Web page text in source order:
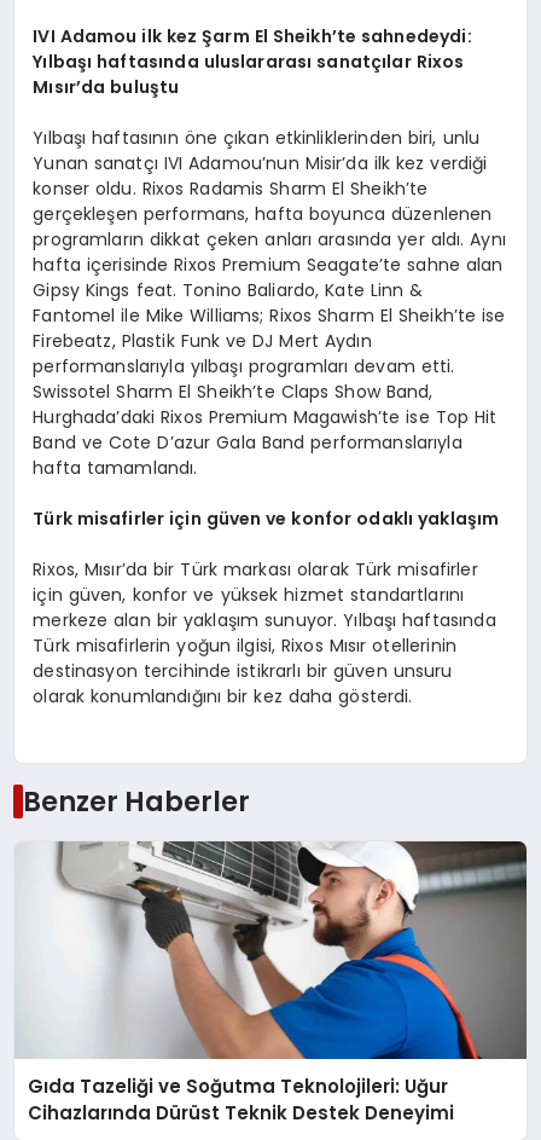
IVI Adamou ilk kez Şarm El Sheikh’te sahnedeydi:
Yılbaşı haftasında uluslararası sanatçılar Rixos
Mısır’da buluştu
Yılbaşı haftasının öne çıkan etkinliklerinden biri, unlu
Yunan sanatçı IVI Adamou’nun Misir’da ilk kez verdiği
konser oldu. Rixos Radamis Sharm El Sheikh’te
gerçekleşen performans, hafta boyunca düzenlenen
programların dikkat çeken anları arasında yer aldı. Aynı
hafta içerisinde Rixos Premium Seagate’te sahne alan
Gipsy Kings feat. Tonino Baliardo, Kate Linn &
Fantomel ile Mike Williams; Rixos Sharm El Sheikh’te ise
Firebeatz, Plastik Funk ve DJ Mert Aydın
performanslarıyla yılbaşı programları devam etti.
Swissotel Sharm El Sheikh’te Claps Show Band,
Hurghada’daki Rixos Premium Magawish’te ise Top Hit
Band ve Cote D’azur Gala Band performanslarıyla
hafta tamamlandı.
Türk misafirler için güven ve konfor odaklı yaklaşım
Rixos, Mısır’da bir Türk markası olarak Türk misafirler
için güven, konfor ve yüksek hizmet standartlarını
merkeze alan bir yaklaşım sunuyor. Yılbaşı haftasında
Türk misafirlerin yoğun ilgisi, Rixos Mısır otellerinin
destinasyon tercihinde istikrarlı bir güven unsuru
olarak konumlandığını bir kez daha gösterdi.
Benzer Haberler
Gıda Tazeliği ve Soğutma Teknolojileri: Uğur
Cihazlarında Dürüst Teknik Destek Deneyimi